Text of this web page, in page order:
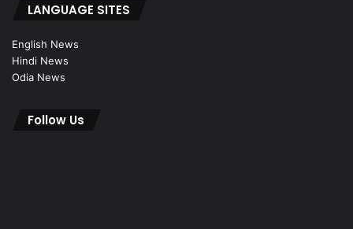
LANGUAGE SITES
English News
Hindi News
Odia News
Follow Us